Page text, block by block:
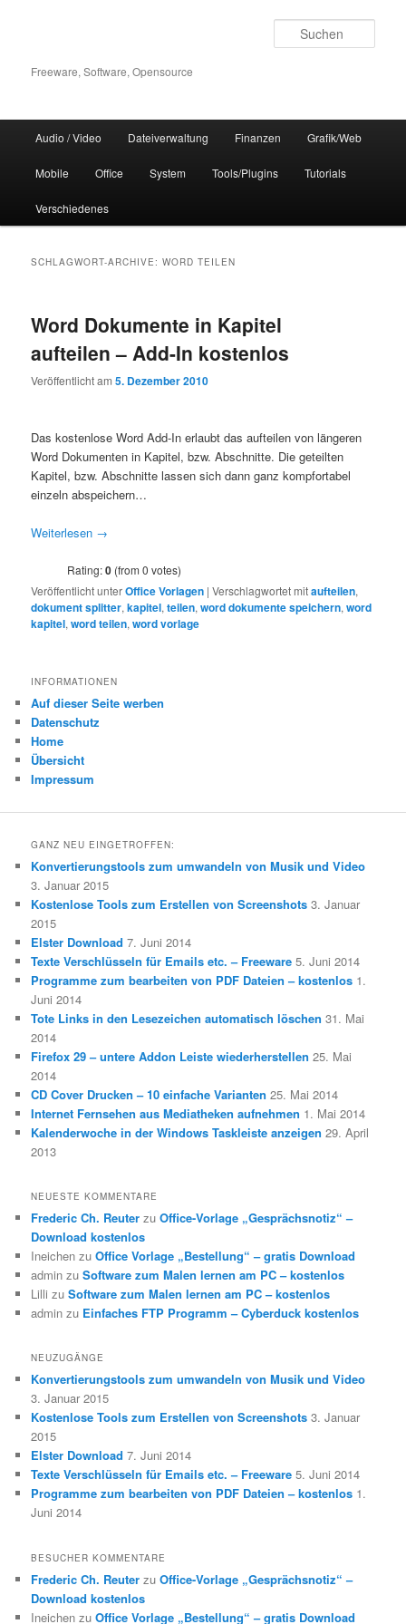
wechselnFreeware, Software, Opensource
Audio / Video Dateiverwaltung Finanzen Grafik/Web
Mobile Office System Tools/Plugins Tutorials
Verschiedenes
SCHLAGWORT-ARCHIVE:WORD TEILEN
Word Dokumente in Kapitel
aufteilen – Add-In kostenlos
Veröffentlicht am5. Dezember 2010
Das kostenlose Word Add-In erlaubt das aufteilen von längeren
Word Dokumenten in Kapitel, bzw. Abschnitte. Die geteilten
Kapitel, bzw. Abschnitte lassen sich dann ganz kompfortabel
einzeln abspeichern…
Weiterlesen →
Rating:0 (from 0 votes)
Veröffentlicht unterOffice Vorlagen |Verschlagwortet mitaufteilen,
dokument splitter,kapitel,teilen,word dokumente speichern,word
kapitel,word teilen,word vorlage
INFORMATIONEN
Auf dieser Seite werben
Datenschutz
Home
Übersicht
Impressum
GANZ NEU EINGETROFFEN:
Konvertierungstools zum umwandeln von Musik und Video
3. Januar 2015
Kostenlose Tools zum Erstellen von Screenshots 3. Januar
2015
Elster Download 7. Juni 2014
Texte Verschlüsseln für Emails etc. – Freeware 5. Juni 2014
Programme zum bearbeiten von PDF Dateien – kostenlos 1.
Juni 2014
Tote Links in den Lesezeichen automatisch löschen 31. Mai
2014
Firefox 29 – untere Addon Leiste wiederherstellen 25. Mai
2014
CD Cover Drucken – 10 einfache Varianten 25. Mai 2014
Internet Fernsehen aus Mediatheken aufnehmen 1. Mai 2014
Kalenderwoche in der Windows Taskleiste anzeigen 29. April
2013
NEUESTE KOMMENTARE
Frederic Ch. Reuter zuOffice-Vorlage „Gesprächsnotiz“ –
Download kostenlos
Ineichen zuOffice Vorlage „Bestellung“ – gratis Download
admin zuSoftware zum Malen lernen am PC – kostenlos
Lilli zuSoftware zum Malen lernen am PC – kostenlos
admin zu Einfaches FTP Programm – Cyberduck kostenlos
NEUZUGÄNGE
Konvertierungstools zum umwandeln von Musik und Video
3. Januar 2015
Kostenlose Tools zum Erstellen von Screenshots 3. Januar
2015
Elster Download 7. Juni 2014
Texte Verschlüsseln für Emails etc. – Freeware 5. Juni 2014
Programme zum bearbeiten von PDF Dateien – kostenlos 1.
Juni 2014
BESUCHER KOMMENTARE
Frederic Ch. Reuter zuOffice-Vorlage „Gesprächsnotiz“ –
Download kostenlos
Ineichen zuOffice Vorlage „Bestellung“ – gratis Download